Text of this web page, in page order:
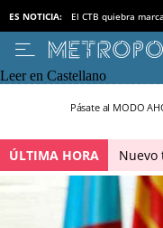
ES NOTICIA: El CTB quiebra
Leer en Castellano
Pásate al MODO
ÚLTIMA HORA Nuevo